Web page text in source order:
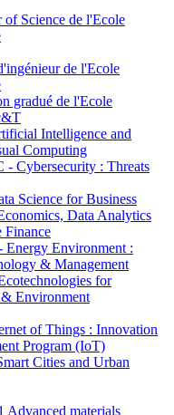
of Science de l'Ecole
de l'Ecole
gradué de l'Ecole
Intelligence and
Computing
Cybersecurity : Threats
Science for Business
Data Analytics
Finance
Environment :
& Management
for
Environment
of Things : Innovation
Program (IoT)
Cities and Urban
materials